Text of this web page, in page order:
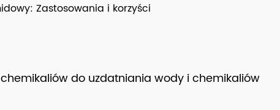
Zastosowania i korzyści
do uzdatniania wody i chemikaliów